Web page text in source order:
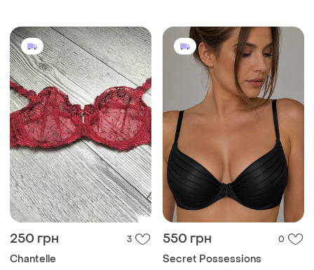
250 грн 3
Chantelle
550 грн 0
Secret Possessions